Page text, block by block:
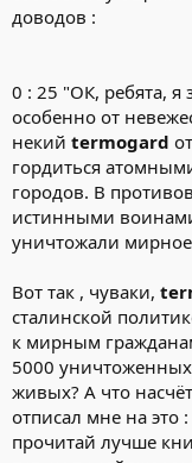
доводов :
0 : 25 "ОК, ребята,
особенно от
некий termogard
гордиться
городов. В
истинными
уничтожали
Вот так , чуваки,
сталинской
к мирным
5000
живых? А что
отписал мне на это
прочитай лучше